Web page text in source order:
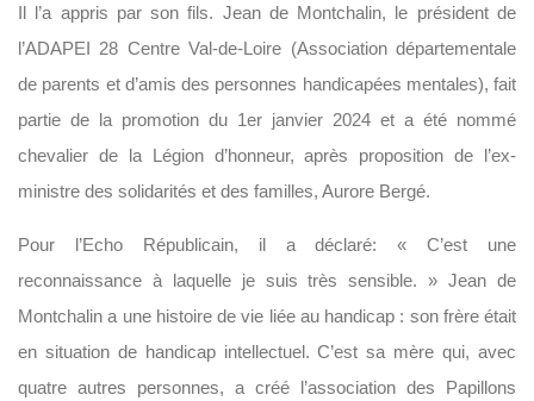
Il l’a appris par son fils. Jean de Montchalin, le président de
l’ADAPEI 28 Centre Val-de-Loire (Association départementale
de parents et d’amis des personnes handicapées mentales), fait
partie de la promotion du 1er janvier 2024 et a été nommé
chevalier de la Légion d’honneur, après proposition de l’ex-
ministre des solidarités et des familles, Aurore Bergé.
Pour l’Echo Républicain, il a déclaré: « C’est une
reconnaissance à laquelle je suis très sensible. » Jean de
Montchalin a une histoire de vie liée au handicap : son frère était
en situation de handicap intellectuel. C’est sa mère qui, avec
quatre autres personnes, a créé l’association des Papillons